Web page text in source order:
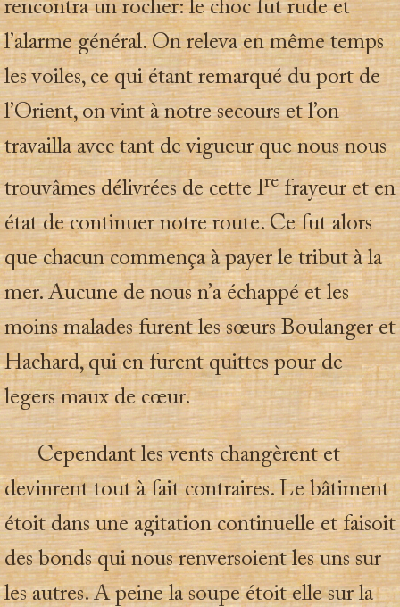
rencontra un rocher: le choc fut rude et
l’alarme général. On releva en même temps
les voiles, ce qui étant remarqué du port de
l’Orient, on vint à notre secours et l’on
travailla avec tant de vigueur que nous nous
trouvâmes délivrées de cette Irefrayeur et en
état de continuer notre route. Ce fut alors
que chacun commença à payer le tribut à la
mer. Aucune de nous n’a échappé et les
moins malades furent les sœurs Boulanger et
Hachard, qui en furent quittes pour de
legers maux de cœur.
Cependant les vents changèrent et
devinrent tout à fait contraires. Le bâtiment
étoit dans une agitation continuelle et faisoit
des bonds qui nous renversoient les uns sur
les autres. A peine la soupe étoit elle sur la